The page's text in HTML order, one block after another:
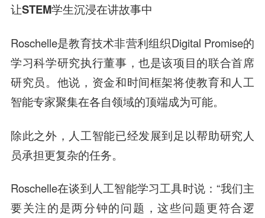
让STEM学生沉浸在讲故事中
Roschelle是教育技术非营利组织Digital Promise的
学习科学研究执行董事，也是该项目的联合首席
研究员。他说，资金和时间框架将使教育和人工
智能专家聚集在各自领域的顶端成为可能。
除此之外，人工智能已经发展到足以帮助研究人
员承担更复杂的任务。
Roschelle在谈到人工智能学习工具时说：“我们主
要关注的是两分钟的问题，这些问题更符合逻